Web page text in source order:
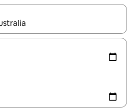
beschikbaar zijn, maak je een keuze